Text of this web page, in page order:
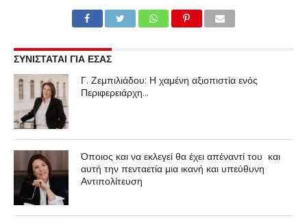
ΣΥΝΙΣΤΑΤΑΙ ΓΙΑ ΕΣΑΣ
Γ. Ζεμπιλιάδου: Η χαμένη αξιοπιστία ενός
Περιφερειάρχη…
Όποιος και να εκλεγεί θα έχει απέναντί του και
αυτή την πενταετία μια ικανή και υπεύθυνη
Αντιπολίτευση